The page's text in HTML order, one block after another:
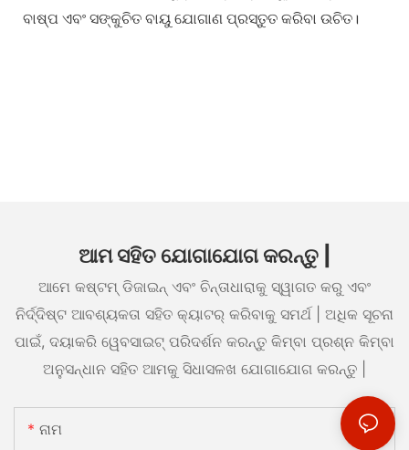
ବାଷ୍ପ ଏବଂ ସଙ୍କୁଚିତ ବାୟୁ ଯୋଗାଣ ପ୍ରସ୍ତୁତ କରିବା ଉଚିତ।
ଆମ ସହିତ ଯୋଗାଯୋଗ କରନ୍ତୁ |
ଆମେ କଷ୍ଟମ୍ ଡିଜାଇନ୍ ଏବଂ ଚିନ୍ତାଧାରାକୁ ସ୍ୱାଗତ କରୁ ଏବଂ
ନିର୍ଦ୍ଦିଷ୍ଟ ଆବଶ୍ୟକତା ସହିତ କ୍ୟାଟର୍ କରିବାକୁ ସମର୍ଥ | ଅଧିକ ସୂଚନା
ପାଇଁ, ଦୟାକରି ୱେବସାଇଟ୍ ପରିଦର୍ଶନ କରନ୍ତୁ କିମ୍ବା ପ୍ରଶ୍ନ କିମ୍ବା
ଅନୁସନ୍ଧାନ ସହିତ ଆମକୁ ସିଧାସଳଖ ଯୋଗାଯୋଗ କରନ୍ତୁ |
ନାମ